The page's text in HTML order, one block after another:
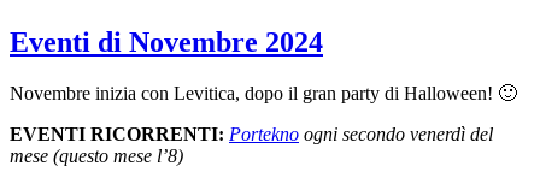
Eventi di Novembre 2024
Novembre inizia con Levitica, dopo il gran party di Halloween! 🙂
EVENTI RICORRENTI: Portekno ogni secondo venerdì del
mese (questo mese l’8)